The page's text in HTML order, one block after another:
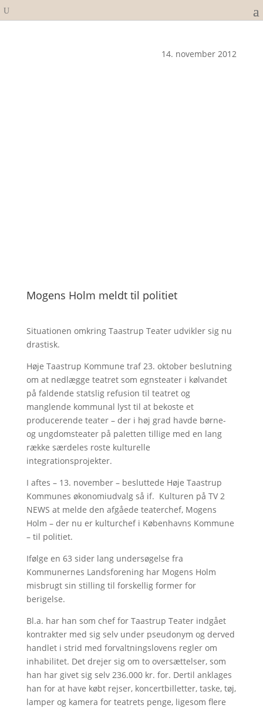
14. november 2012
Mogens Holm meldt til politiet
Situationen omkring Taastrup Teater udvikler sig nu
drastisk.
Høje Taastrup Kommune traf 23. oktober beslutning
om at nedlægge teatret som egnsteater i kølvandet
på faldende statslig refusion til teatret og
manglende kommunal lyst til at bekoste et
producerende teater – der i høj grad havde børne-
og ungdomsteater på paletten tillige med en lang
række særdeles roste kulturelle
integrationsprojekter.
I aftes – 13. november – besluttede Høje Taastrup
Kommunes økonomiudvalg så if. Kulturen på TV 2
NEWS at melde den afgåede teaterchef, Mogens
Holm – der nu er kulturchef i Københavns Kommune
– til politiet.
Ifølge en 63 sider lang undersøgelse fra
Kommunernes Landsforening har Mogens Holm
misbrugt sin stilling til forskellig former for
berigelse.
Bl.a. har han som chef for Taastrup Teater indgået
kontrakter med sig selv under pseudonym og derved
handlet i strid med forvaltningslovens regler om
inhabilitet. Det drejer sig om to oversættelser, som
han har givet sig selv 236.000 kr. for. Dertil anklages
han for at have købt rejser, koncertbilletter, taske, tøj,
lamper og kamera for teatrets penge, ligesom flere